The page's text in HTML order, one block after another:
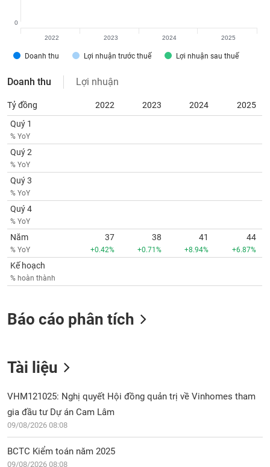
Doanh thu Lợi nhuận trước thuế Lợi nhuận sau thuế
0
2022 2023 2024 2025
Doanh thu Lợi nhuận
Tỷ đồng 2022 2023 2024
2025
Quý 1
% YoY
Quý 2
% YoY
Quý 3
% YoY
Quý 4
% YoY
Năm
% YoY
37
+0.42%
38
+0.71%
41
+8.94%
44
+6.87%
Kế hoạch
% hoàn thành
Báo cáo phân tích
Tài liệu
VHM121025: Nghị quyết Hội đồng quản trị về Vinhomes tham
gia đầu tư Dự án Cam Lâm
09/08/2026 08:08
BCTC Kiểm toán năm 2025
09/08/2026 08:08